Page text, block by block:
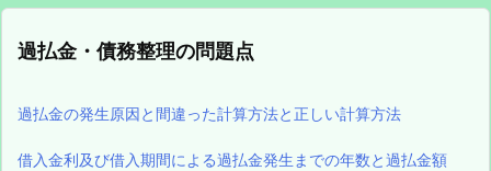
過払金・債務整理の問題点
過払金の発生原因と間違った計算方法と正しい計算方法
借入金利及び借入期間による過払金発生までの年数と過払金額